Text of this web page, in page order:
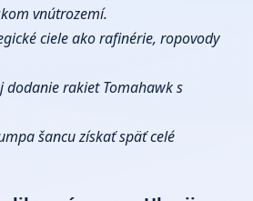
vnútrozemí.
ciele ako rafinérie, ropovody
rakiet Tomahawk s
šancu získať späť celé